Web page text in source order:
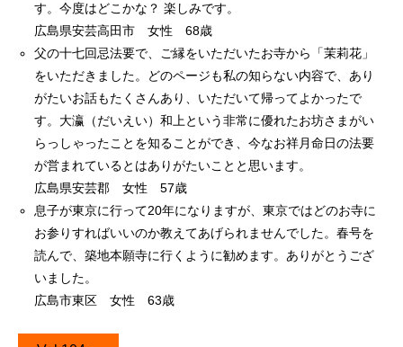
す。今度はどこかな？ 楽しみです。
広島県安芸高田市 女性 68歳
父の十七回忌法要で、ご縁をいただいたお寺から「茉莉花」
をいただきました。どのページも私の知らない内容で、あり
がたいお話もたくさんあり、いただいて帰ってよかったで
す。大瀛（だいえい）和上という非常に優れたお坊さまがい
らっしゃったことを知ることができ、今なお祥月命日の法要
が営まれているとはありがたいことと思います。
広島県安芸郡 女性 57歳
息子が東京に行って20年になりますが、東京ではどのお寺に
お参りすればいいのか教えてあげられませんでした。春号を
読んで、築地本願寺に行くように勧めます。ありがとうござ
いました。
広島市東区 女性 63歳